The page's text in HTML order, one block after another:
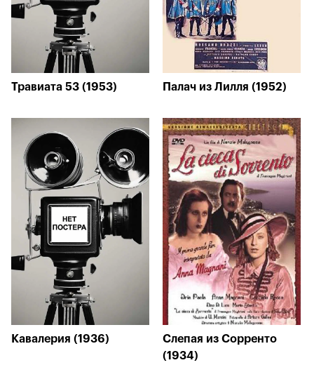
Травиата 53 (1953) Палач из Лилля (1952)
Кавалерия (1936)
Слепая из Сорренто
(1934)